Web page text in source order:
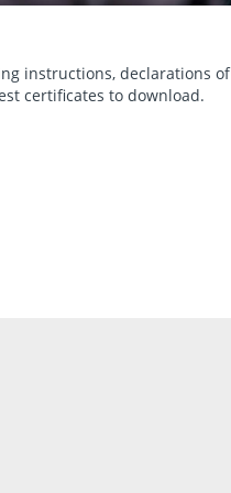
instructions, declarations of
certificates to download.